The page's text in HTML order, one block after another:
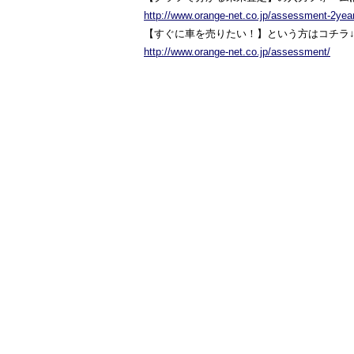
http://www.orange-net.co.jp/assessment-
【すぐに車を売りたい！】という方はコチラ↓
http://www.orange-net.co.jp/assessment/